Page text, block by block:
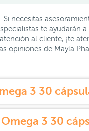
. Si necesitas
te ayudarán
al cliente, ¡te
opiniones de Mayla
3 30
3 30